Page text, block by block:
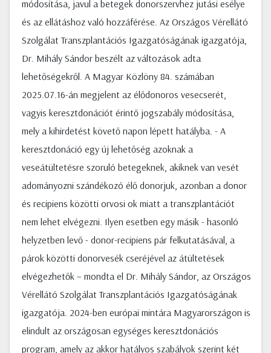
módosítása, javul a betegek donorszervhez jutási esélye
és az ellátáshoz való hozzáférése. Az Országos Vérellátó
Szolgálat Transzplantációs Igazgatóságának igazgatója,
Dr. Mihály Sándor beszélt az változások adta
lehetőségekről. A Magyar Közlöny 84. számában
2025.07.16-án megjelent az élődonoros vesecserét,
vagyis keresztdonációt érintő jogszabály módosítása,
mely a kihirdetést követő napon lépett hatályba. - A
keresztdonáció egy új lehetőség azoknak a
veseátültetésre szoruló betegeknek, akiknek van vesét
adományozni szándékozó élő donorjuk, azonban a donor
és recipiens közötti orvosi ok miatt a transzplantációt
nem lehet elvégezni. Ilyen esetben egy másik - hasonló
helyzetben levő - donor-recipiens pár felkutatásával, a
párok közötti donorvesék cseréjével az átültetések
elvégezhetők – mondta el Dr. Mihály Sándor, az Országos
Vérellátó Szolgálat Transzplantációs Igazgatóságának
igazgatója. 2024-ben európai mintára Magyarországon is
elindult az országosan egységes keresztdonációs
program, amely az akkor hatályos szabályok szerint két